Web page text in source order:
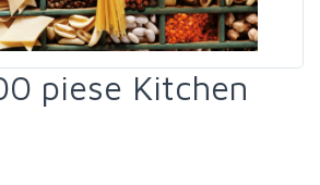
piese Kitchen